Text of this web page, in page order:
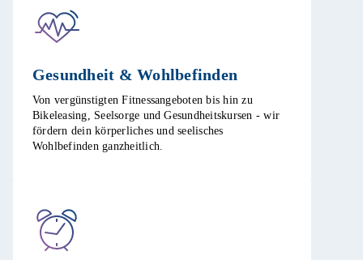
Gesundheit & Wohlbefinden​
Von vergünstigten Fitnessangeboten bis hin zu
Bikeleasing, Seelsorge und Gesundheitskursen - wir
fördern dein körperliches und seelisches
Wohlbefinden ganzheitlich.​